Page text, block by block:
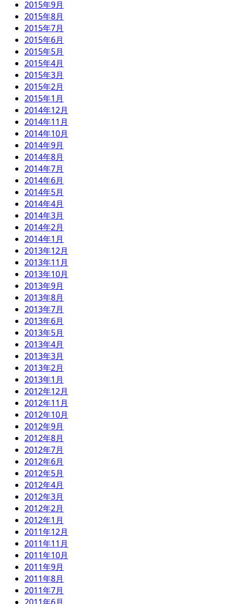
2015年9月
2015年8月
2015年7月
2015年6月
2015年5月
2015年4月
2015年3月
2015年2月
2015年1月
2014年12月
2014年11月
2014年10月
2014年9月
2014年8月
2014年7月
2014年6月
2014年5月
2014年4月
2014年3月
2014年2月
2014年1月
2013年12月
2013年11月
2013年10月
2013年9月
2013年8月
2013年7月
2013年6月
2013年5月
2013年4月
2013年3月
2013年2月
2013年1月
2012年12月
2012年11月
2012年10月
2012年9月
2012年8月
2012年7月
2012年6月
2012年5月
2012年4月
2012年3月
2012年2月
2012年1月
2011年12月
2011年11月
2011年10月
2011年9月
2011年8月
2011年7月